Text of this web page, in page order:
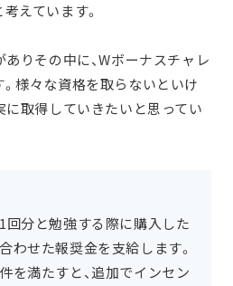
えています。
ありその中に、Wボーナスチャレ
様々な資格を取らないといけ
に取得していきたいと思ってい
回分と勉強する際に購入した
わせた報奨金を支給します。
を満たすと、追加でインセン